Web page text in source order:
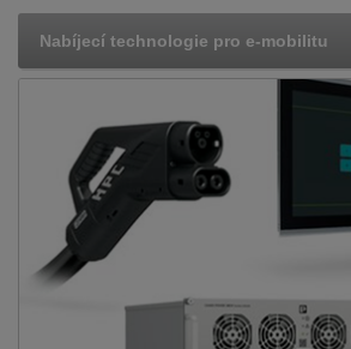
Nabíjecí technologie pro e-mobilitu